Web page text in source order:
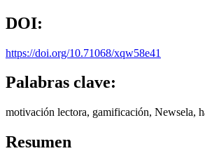
DOI:
https://doi.org/10.71068/xqw58e41
Palabras clave:
motivación lectora, gamificación, Newsela,
Resumen